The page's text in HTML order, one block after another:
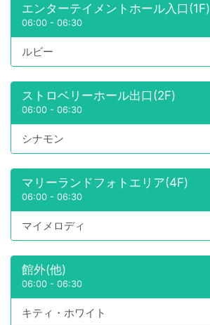
エンターテイメントホール入口(1F)
06:00 - 06:30
ルビー
ストロベリーホール出口(2F)
06:00 - 06:30
シナモン
マリーランドフォトエリア(4F)
06:00 - 06:30
マイメロディ
館外(他)
06:00 - 06:30
キティ・ホワイト